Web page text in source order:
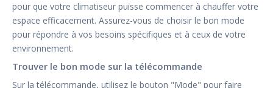
pour que votre climatiseur puisse commencer à chauffer votre
espace efficacement. Assurez-vous de choisir le bon mode
pour répondre à vos besoins spécifiques et à ceux de votre
environnement.
Trouver le bon mode sur la télécommande
Sur la télécommande, utilisez le bouton "Mode" pour faire